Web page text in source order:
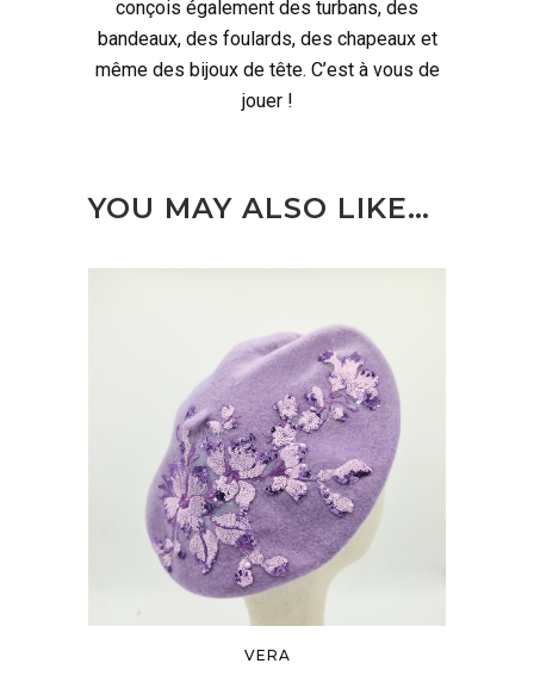
conçois également des turbans, des
bandeaux, des foulards, des chapeaux et
même des bijoux de tête. C’est à vous de
jouer !
YOU MAY ALSO LIKE…
VERA